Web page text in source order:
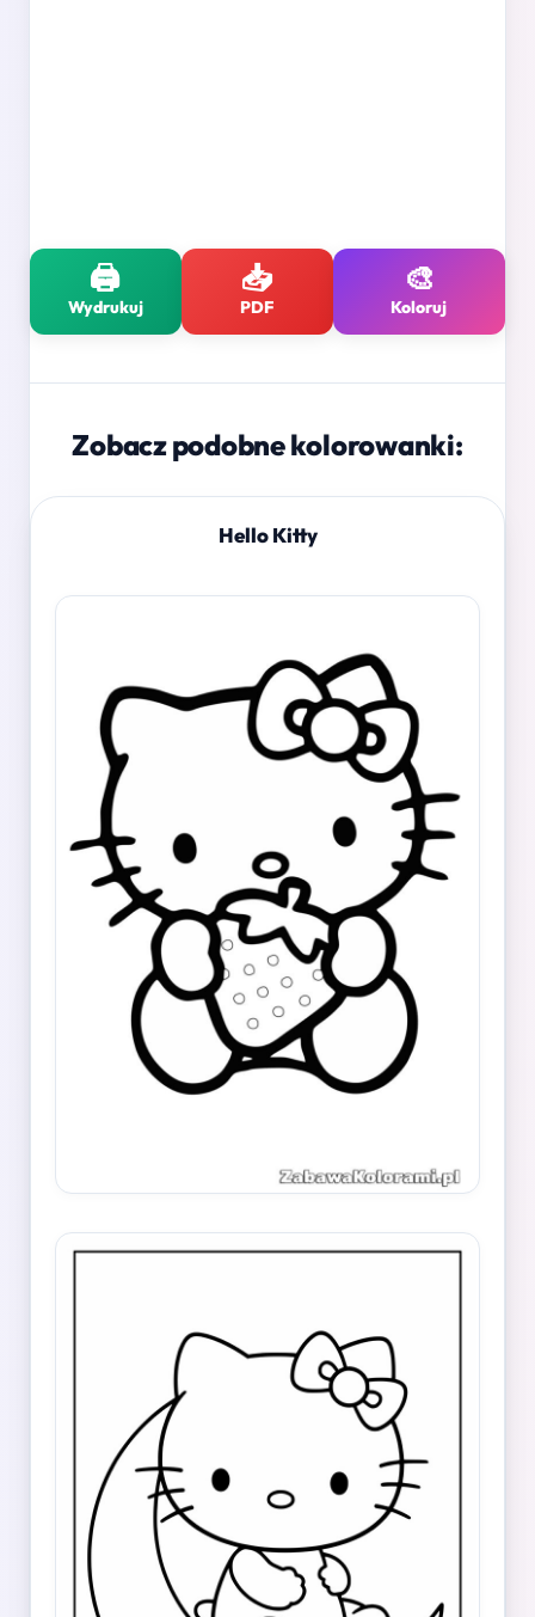
🖨️
Wydrukuj
📥
PDF
🎨
Koloruj
Zobacz podobne kolorowanki:
Hello Kitty